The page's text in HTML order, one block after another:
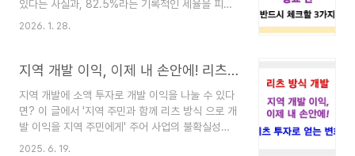
도권 집값은 여전히 뜨거운 감자이고, 이사 갈 곳을
찾는 건 마치 모래사장에서 바늘 찾기처럼 느껴질
있다는 사실과, 82.5%라는 기록적인 세율을 피하
기 위해 지금 당장 체크해야 할 핵심 전략을 정리했
2022년부터 매년 연장되어 왔던 유예 조치가 이번
령이 직접 "더 이상의 연장은 없다"고 못을 박으면
서 시장이 발칵 뒤집혔죠. 솔직히 시세차익이 10억
인데 세금으로 8억 넘게 가져간다고 하면 누가 선뜻
집을 팔 수 있겠어요? 하지만 반대로 생각하면 5월
2026. 1. 28.
지역 개발 이익, 이제 내 손안에! 리츠 투자로 얻는 변화
지역 개발에 소액 투자로 개발 이익을 나눌 수 있다
면? 이 글에서 '지역 주민과 함께 리츠 방식 으로 개
발 이익을 지역 주민에게' 주어 사업의 불확실성을
줄이고 안정적으로 투자에 참여하게 하여, 지역 발
2025. 6. 19.